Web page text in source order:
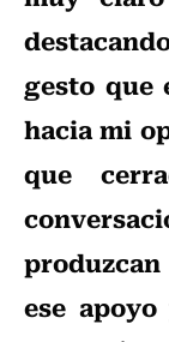
gesto que
hacia mi
que
ese